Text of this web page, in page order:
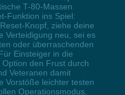
T-80-Massen
Funktion ins Spiel:
Knopf, ziehe deine
Verteidigung neu, sei es
oder überraschenden
Einsteiger in die
den Frust durch
Veteranen damit
Vorstöße leichter testen
Operationsmodus,